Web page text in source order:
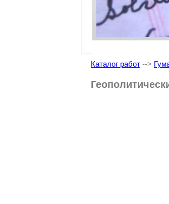
Каталог работ -->